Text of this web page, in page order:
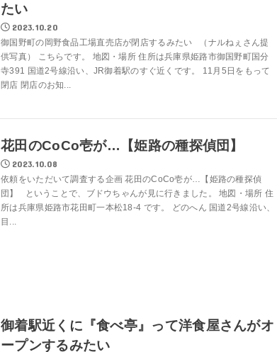
たい
2023.10.20
御国野町の岡野食品工場直売店が閉店するみたい （ナルねぇさん提
供写真） こちらです。 地図・場所 住所は兵庫県姫路市御国野町国分
寺391 国道2号線沿い、JR御着駅のすぐ近くです。 11月5日をもって
閉店 閉店のお知...
花田のCoCo壱が…【姫路の種探偵団】
2023.10.08
依頼をいただいて調査する企画 花田のCoCo壱が…【姫路の種探偵
団】 ということで、ブドウちゃんが見に行きました。 地図・場所 住
所は兵庫県姫路市花田町一本松18-4 です。 どのへん 国道2号線沿い、
目...
御着駅近くに『食べ亭』って洋食屋さんがオ
ープンするみたい